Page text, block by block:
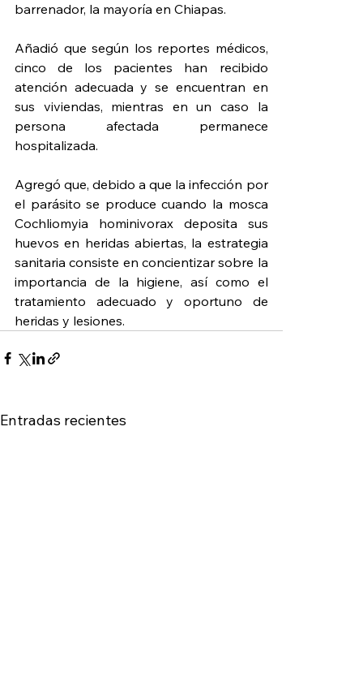
barrenador, la mayoría en Chiapas.
Añadió que según los reportes médicos,
cinco de los pacientes han recibido
atención adecuada y se encuentran en
sus viviendas, mientras en un caso la
persona afectada permanece
hospitalizada.
Agregó que, debido a que la infección por
el parásito se produce cuando la mosca
Cochliomyia hominivorax deposita sus
huevos en heridas abiertas, la estrategia
sanitaria consiste en concientizar sobre la
importancia de la higiene, así como el
tratamiento adecuado y oportuno de
heridas y lesiones.
Entradas recientes